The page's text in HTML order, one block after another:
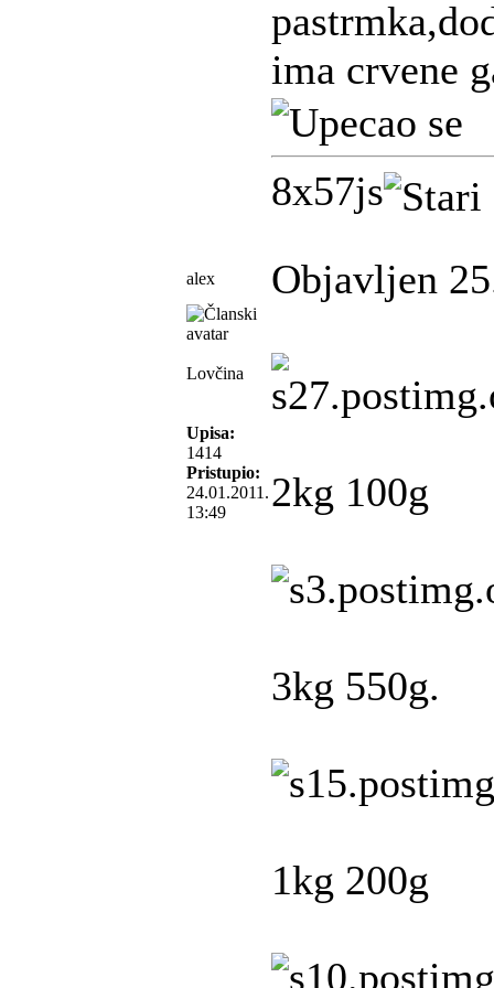
ima crvene
8x57js
alex Objavljen
Lovčina
Upisa:
1414
Pristupio:
24.01.2011.
13:49
2kg 100g
3kg 550g.
1kg 200g